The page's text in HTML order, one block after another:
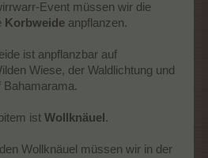
Event müssen wir die
Korbweide anpflanzen.
ist anpflanzbar auf
Wiese, der Waldlichtung und
Bahamarama.
ist Wollknäuel .
Wollknäuel müssen wir in der